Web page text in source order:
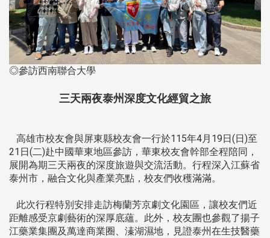
◎參訪西南聯合大學
三天兩夜泰州深度文化經貿之旅
高雄市校友會與屏東縣校友會一行於115年4月19日(日)至
21日(二)赴中國華東地區參訪，華東校友會幹部全程陪同，
展開為期三天兩夜的深度旅遊與交流活動。行程深入江蘇省
泰州市，融合文化與產業亮點，校友們收穫滿滿。
此次行程特別安排走訪梅蘭芳京劇文化園區，讓校友們近
距離感受京劇藝術的深厚底蘊。此外，校友團也參觀了揚子
江藥業集團及萬達商業圈、溱湖濕地，見證泰州在生技醫藥